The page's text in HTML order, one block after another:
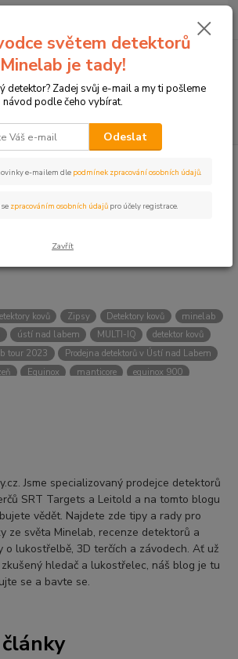
0 Kč
kovů Zipsy Detektory kovů
minelab
ústí nad labem MULTI-IQ
detektor kovů
tour 2023
Prodejna detektorů v Ústí nad Labem
Equinox manticore
equinox 900
u Liberece Karlovy Vary
Equinox 900
Čechy
hledání pokladů
Jsme specializovaný prodejce detektorů
SRT Targets a Leitold a na tomto blogu
vědět. Najdete zde tipy a rady pro
ze světa Minelab, recenze detektorů a
o lukostřelbě, 3D terčích a závodech. Ať už
hledač a lukostřelec, náš blog je tu
se a bavte se.
světem detektorů
Minelab je tady!
detektor? Zadej svůj e-mail a my ti pošleme
návod podle čeho vybírat.
Odeslat
e-mailem dle podmínek zpracování osobních údajů.
zpracováním osobních údajů pro účely registrace.
Zavřít